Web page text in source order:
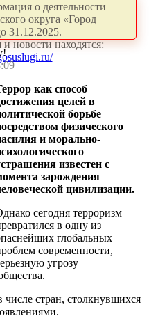
о деятельности
округа «Город
31.12.2025.
новости находятся:
как способ
целей в
борьбе
физического
и морально-
известен с
зарождения
цивилизации.
сегодня терроризм
в одну из
глобальных
современности,
угрозу
стран, столкнувшихся